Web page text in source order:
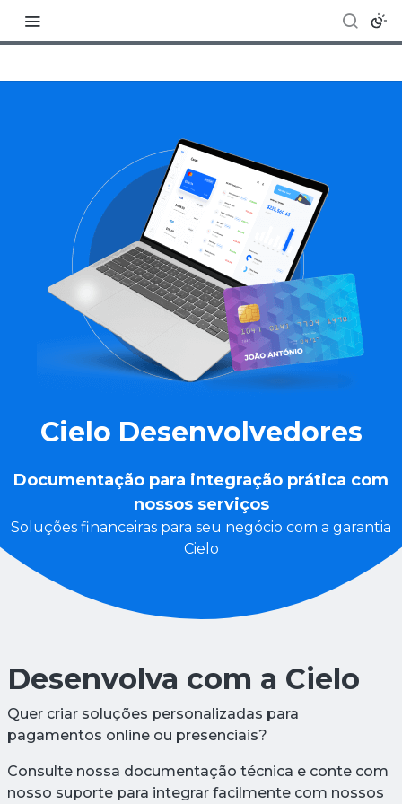
Cielo Desenvolvedores
Documentação para integração prática com
nossos serviços
Soluções financeiras para seu negócio com a garantia
Cielo
Desenvolva com a Cielo
Quer criar soluções personalizadas para
pagamentos online ou presenciais?
Consulte nossa documentação técnica e conte com
nosso suporte para integrar facilmente com nossos